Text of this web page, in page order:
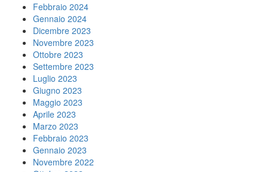
Febbraio 2024
Gennaio 2024
Dicembre 2023
Novembre 2023
Ottobre 2023
Settembre 2023
Luglio 2023
Giugno 2023
Maggio 2023
Aprile 2023
Marzo 2023
Febbraio 2023
Gennaio 2023
Novembre 2022